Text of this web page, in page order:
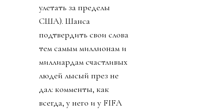
улетать за пределы
США). Шанса
подтвердить свои слова
тем самым миллионам и
миллиардам счастливых
людей лысый през не
дал: комменты, как
всегда, у него и у FIFA